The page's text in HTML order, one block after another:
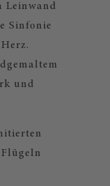
Leinwand
Sinfonie
und
Flügeln